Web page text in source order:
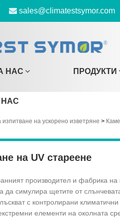
sales@climatestsymor.com
НАС ПРОДУКТИ
изпитване на ускорено изветряне >
на UV стареене
производител и фабрика на
да симулира щетите от
с контролирани
елементи на околната